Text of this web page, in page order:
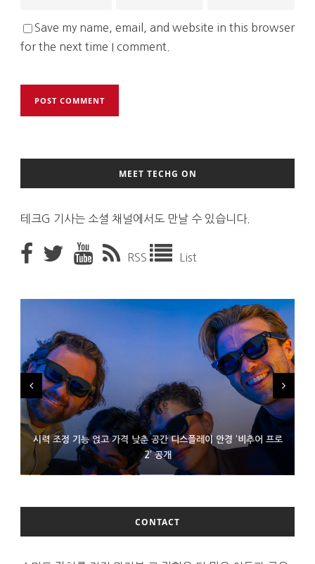
Save my name, email, and website in this browser
for the next time I comment.
MEET TECHG ON
테크G 기사는 소셜 채널에서도 만날 수 있습니다.
RSS List
시력 조정 기능 얹고 가격 낮춘 공간 디스플레이 안경 ‘비추어 프로
2’ 공개
D램 부족에 10억달러어치 아이폰18 프로세서 패키징 대기 중
300~400달러 반지형 스피커 준비하는 오픈AI
CONTACT